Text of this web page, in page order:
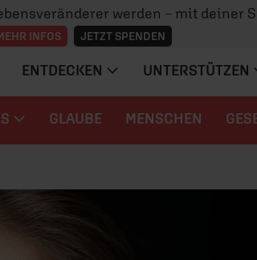
werden – mit deiner
INFOS JETZT SPENDEN
ENTDECKEN UNTERSTÜTZEN
GLAUBE MENSCHEN